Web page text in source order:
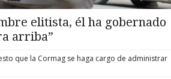
elitista, él ha gobernado
arriba”
que la Cormag se haga cargo de administrar